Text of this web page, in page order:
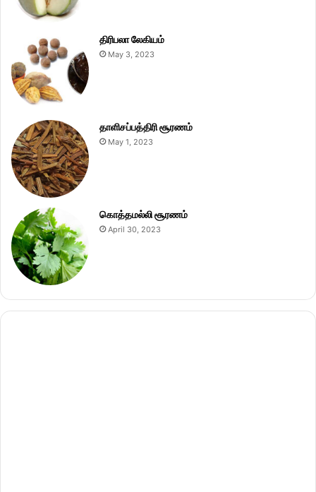
திரிபலா லேகியம்
May 3, 2023
தாளிசப்பத்திரி சூரணம்
May 1, 2023
கொத்தமல்லி சூரணம்
April 30, 2023